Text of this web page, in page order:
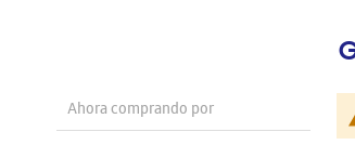
Ahora comprando por